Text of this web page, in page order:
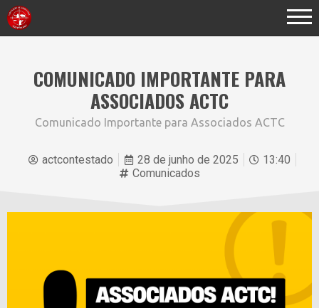
COMUNICADO IMPORTANTE PARA
ASSOCIADOS ACTC
Comunicado Importante para Associados ACTC
actcontestado 28 de junho de 2025
13:40
Comunicados